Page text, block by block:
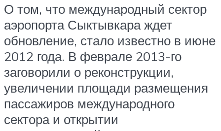
О том, что международный сектор
аэропорта Сыктывкара ждет
обновление, стало известно в июне
2012 года. В феврале 2013-го
заговорили о реконструкции,
увеличении площади размещения
пассажиров международного
сектора и открытии